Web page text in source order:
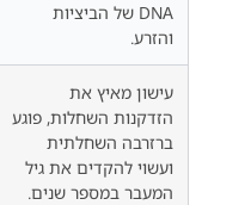
DNA של הביציות
והזרע.
עישון מאיץ את
הזדקנות השחלות, פוגע
ברזרבה השחלתית
ועשוי להקדים את גיל
המעבר במספר שנים.